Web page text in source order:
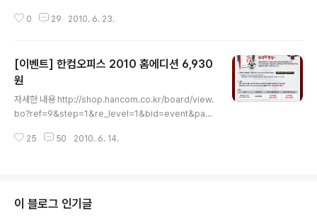
지막 부분에 개인 사정으로 당분간 블로그 쉬겠다고 했는데도 자꾸 질문 주시고
다시 크롬 플러스 사용하고 있는데 정말 편리하고 빠르고 좋습니다. 제가 익스
로 서핑하면서 "이런 기능 있었으면 좋겠다" 라고 생각했던 기능들이 크롬 플러
스에 다 들어있네요. 무설치 버전으로 한번 써보세요. 익스 탭 기능도 있어서 인
터넷 뱅..
0 29 2010. 6. 23.
[이벤트] 한컴오피스 2010 홈에디션 6,930
원
자세한 내용 http://shop.hancom.co.kr/board/view.
bo?ref=9&step=1&re_level=1&bid=event&pag
지만 고정방문자 분들 중 트위터를 안 하시는 분들이 더 많
이 연기되었습니다. 6월 16일 수요일 오전 10시부터 오후
10시까지 한컴오피스 2010 홈에디션 스마트 제품이 6,9
25 50 2010. 6. 14.
이 블로그 인기글